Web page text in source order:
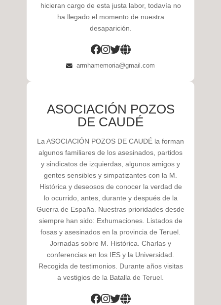
hicieran cargo de esta justa labor, todavía no
ha llegado el momento de nuestra
desaparición.
armhamemoria@gmail.com
ASOCIACIÓN POZOS
DE CAUDÉ
La ASOCIACIÓN POZOS DE CAUDÉ la forman
algunos familiares de los asesinados, partidos
y sindicatos de izquierdas, algunos amigos y
gentes sensibles y simpatizantes con la M.
Histórica y deseosos de conocer la verdad de
lo ocurrido, antes, durante y después de la
Guerra de España. Nuestras prioridades desde
siempre han sido: Exhumaciones. Listados de
fosas y asesinados en la provincia de Teruel.
Jornadas sobre M. Histórica. Charlas y
conferencias en los IES y la Universidad.
Recogida de testimonios. Durante años visitas
a vestigios de la Batalla de Teruel.